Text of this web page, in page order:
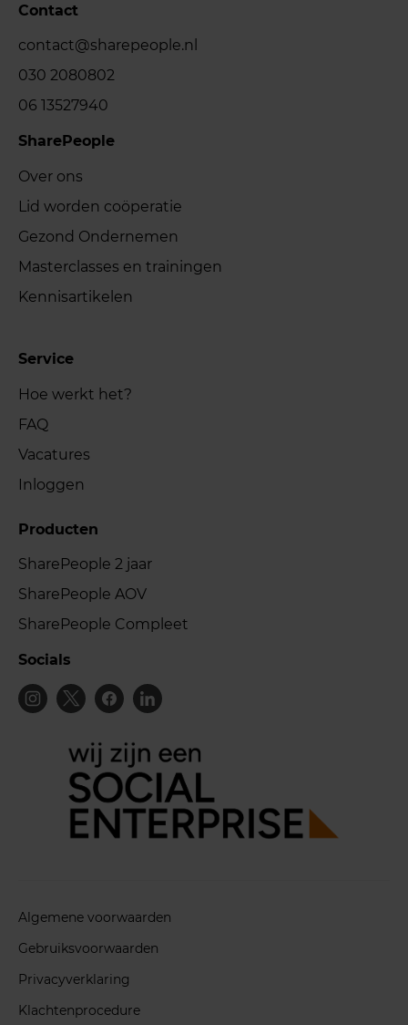
Contact
contact@sharepeople.nl
030 2080802
06 13527940
SharePeople
Over ons
Lid worden coöperatie
Gezond Ondernemen
Masterclasses en trainingen
Kennisartikelen
Service
Hoe werkt het?
FAQ
Vacatures
Inloggen
Producten
SharePeople 2 jaar
SharePeople AOV
SharePeople Compleet
Socials
Algemene voorwaarden
Gebruiksvoorwaarden
Privacyverklaring
Klachtenprocedure